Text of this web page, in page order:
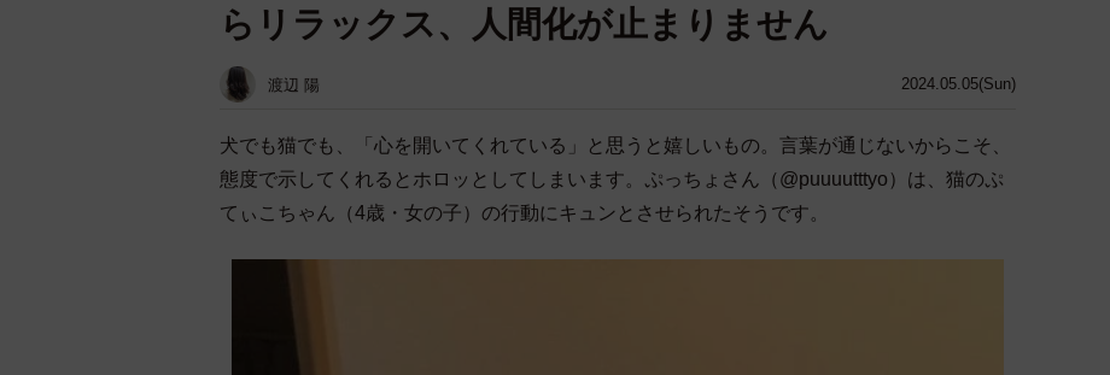
2024.05.05(Sun)
らリラックス、人間化が止まりません
渡辺 陽
犬でも猫でも、「心を開いてくれている」と思うと嬉しいもの。言葉が通じないからこそ、
態度で示してくれるとホロッとしてしまいます。ぷっちょさん（@puuuutttyo）は、猫のぷ
てぃこちゃん（4歳・女の子）の行動にキュンとさせられたそうです。